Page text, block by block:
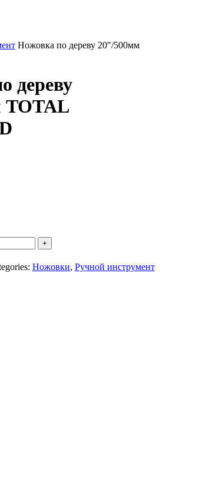
Ножовка по дереву 20″/500мм
дереву
TOTAL
Ножовки, Ручной инструмент